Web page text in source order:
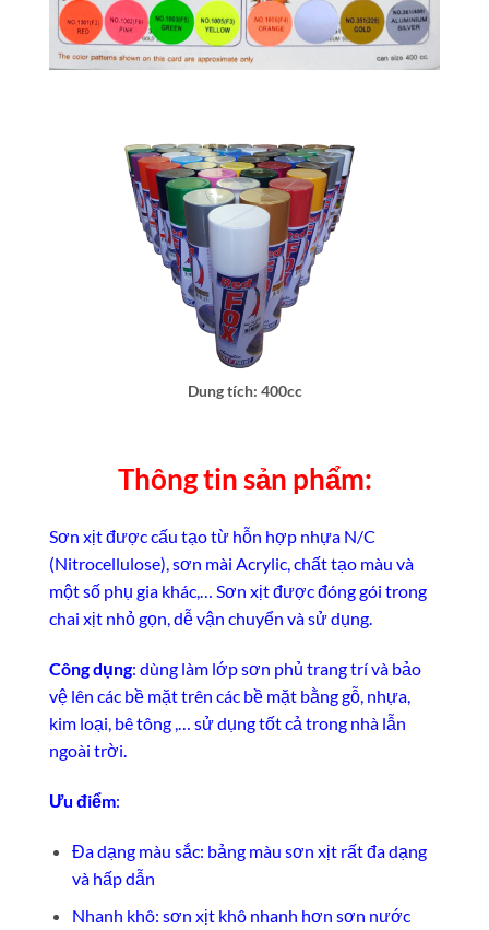
Dung tích: 400cc
Thông tin sản phẩm:
Sơn xịt được cấu tạo từ hỗn hợp nhựa N/C
(Nitrocellulose), sơn mài Acrylic, chất tạo màu và
một số phụ gia khác,… Sơn xịt được đóng gói trong
chai xịt nhỏ gọn, dễ vận chuyển và sử dụng.
Công dụng: dùng làm lớp sơn phủ trang trí và bảo
vệ lên các bề mặt trên các bề mặt bằng gỗ, nhựa,
kim loại, bê tông ,… sử dụng tốt cả trong nhà lẫn
ngoài trời.
Ưu điểm:
Đa dạng màu sắc: bảng màu sơn xịt rất đa dạng
và hấp dẫn
Nhanh khô: sơn xịt khô nhanh hơn sơn nước